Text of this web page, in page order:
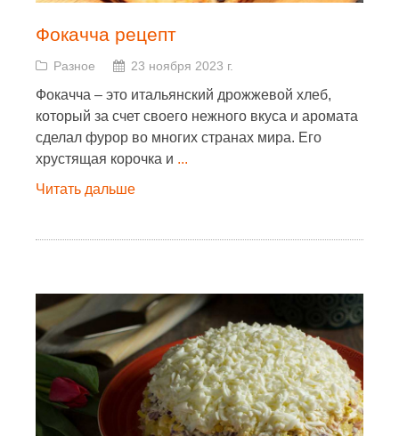
Фокачча рецепт
Разное 23 ноября 2023 г.
Фокачча – это итальянский дрожжевой хлеб,
который за счет своего нежного вкуса и аромата
сделал фурор во многих странах мира. Его
хрустящая корочка и ...
Читать дальше